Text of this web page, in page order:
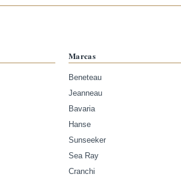
Marcas
Beneteau
Jeanneau
Bavaria
Hanse
Sunseeker
Sea Ray
Cranchi